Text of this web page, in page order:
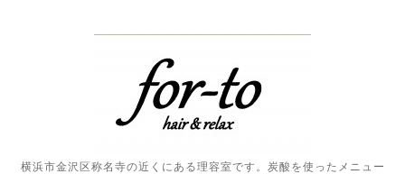
横浜市金沢区称名寺の近くにある理容室です。炭酸を使ったメニュー